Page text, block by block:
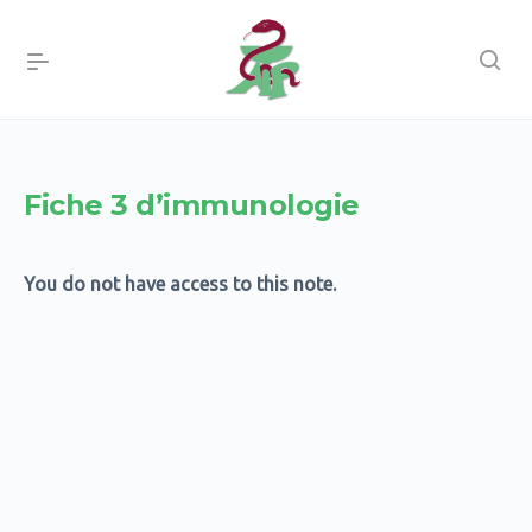
Fiche 3 d’immunologie
You do not have access to this note.